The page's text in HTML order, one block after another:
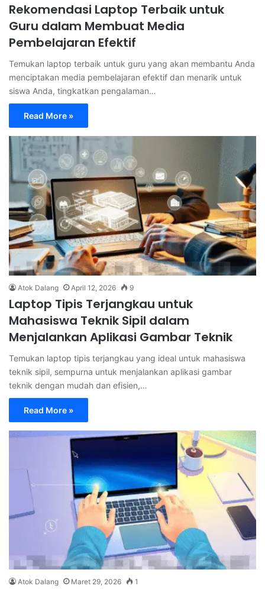
Rekomendasi Laptop Terbaik untuk
Guru dalam Membuat Media
Pembelajaran Efektif
Temukan laptop terbaik untuk guru yang akan membantu Anda
menciptakan media pembelajaran efektif dan menarik untuk
siswa Anda, tingkatkan pengalaman…
Read More »
Atok Dalang April 12, 2026 9
Laptop Tipis Terjangkau untuk
Mahasiswa Teknik Sipil dalam
Menjalankan Aplikasi Gambar Teknik
Temukan laptop tipis terjangkau yang ideal untuk mahasiswa
teknik sipil, sempurna untuk menjalankan aplikasi gambar
teknik dengan mudah dan efisien,…
Read More »
Atok Dalang Maret 29, 2026 1